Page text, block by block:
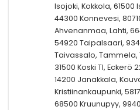
Isojoki, Kokkola,
44300 Konnevesi,
Ahvenanmaa, Lahti,
54920 Taipalsaari,
Taivassalo, Tammela,
31500 Koski Tl, Eckerö
14200 Janakkala,
Kristiinankaupunki,
68500 Kruunupyy,